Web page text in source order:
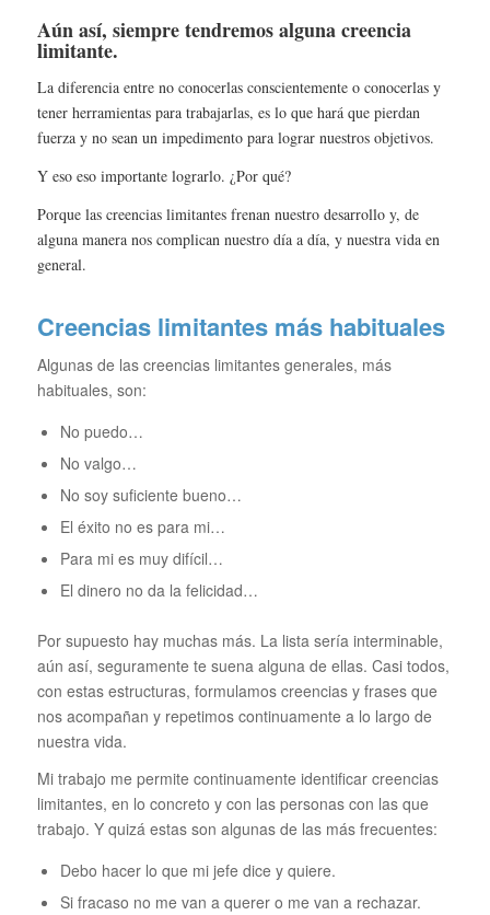
Aún así, siempre tendremos alguna creencia
limitante.
La diferencia entre no conocerlas conscientemente o conocerlas y
tener herramientas para trabajarlas, es lo que hará que pierdan
fuerza y no sean un impedimento para lograr nuestros objetivos.
Y eso eso importante lograrlo. ¿Por qué?
Porque las creencias limitantes frenan nuestro desarrollo y, de
alguna manera nos complican nuestro día a día, y nuestra vida en
general.
Creencias limitantes más habituales
Algunas de las creencias limitantes generales, más
habituales, son:
No puedo…
No valgo…
No soy suficiente bueno…
El éxito no es para mi…
Para mi es muy difícil…
El dinero no da la felicidad…
Por supuesto hay muchas más. La lista sería interminable,
aún así, seguramente te suena alguna de ellas. Casi todos,
con estas estructuras, formulamos creencias y frases que
nos acompañan y repetimos continuamente a lo largo de
nuestra vida.
Mi trabajo me permite continuamente identificar creencias
limitantes, en lo concreto y con las personas con las que
trabajo. Y quizá estas son algunas de las más frecuentes:
Debo hacer lo que mi jefe dice y quiere.
Si fracaso no me van a querer o me van a rechazar.